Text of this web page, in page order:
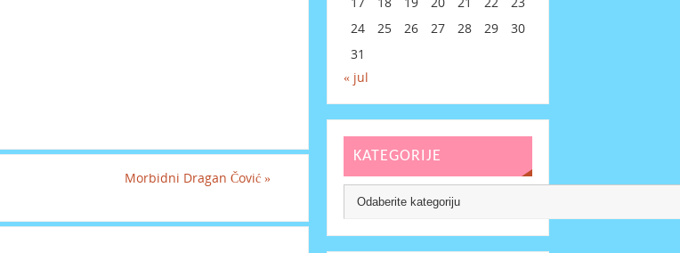
Morbidni Dragan Čović »
24
25 26 27 28 29
30
31
« jul
KATEGORIJE